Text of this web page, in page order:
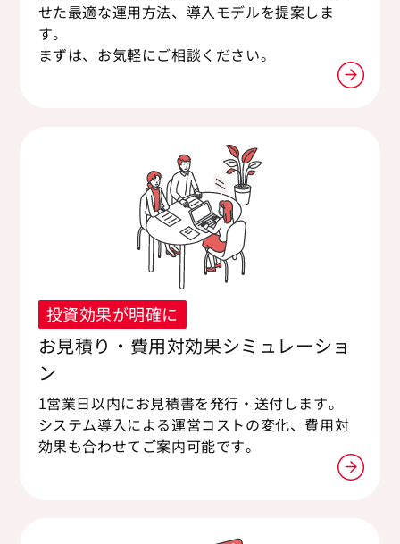
せた最適な運用方法、導入モデルを提案しま
す。
まずは、お気軽にご相談ください。
投資効果が明確に
お見積り・費用対効果シミュレーショ
ン
1営業日以内にお見積書を発行・送付します。
システム導入による運営コストの変化、費用対
効果も合わせてご案内可能です。